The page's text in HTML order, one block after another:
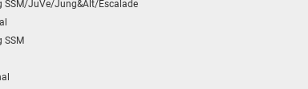
SSM/JuVe/Jung&Alt/Escalade
SSM